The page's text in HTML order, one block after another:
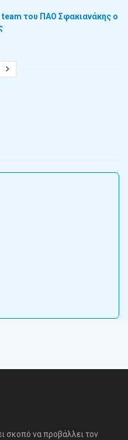
του ΠΑΟ Σφακιανάκης ο
σκοπό να προβάλλει τον